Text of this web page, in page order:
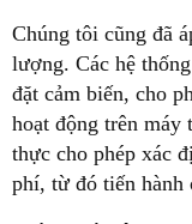
Chúng tôi cũng đã
lượng. Các hệ
đặt cảm biến, cho
hoạt động trên
thực cho phép xác
phí, từ đó tiến hành